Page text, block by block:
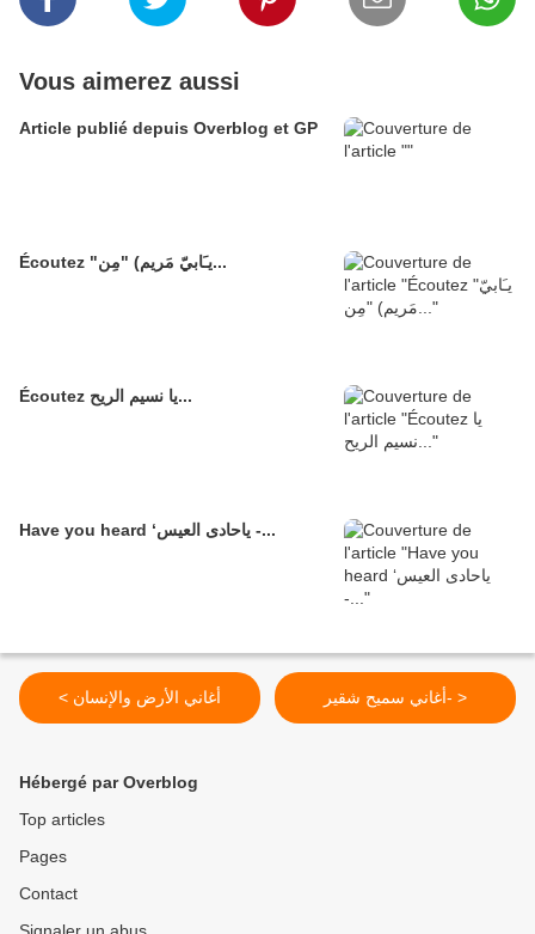
Vous aimerez aussi
Article publié depuis Overblog et GP
Écoutez "يـَابيّ مَريم) "مِن...
Écoutez يا نسيم الريح...
Have you heard ‘ياحادى العيس -...
< أغاني الأرض والإنسان أغاني سميح شقير- >
Hébergé par Overblog
Top articles
Pages
Contact
Signaler un abus